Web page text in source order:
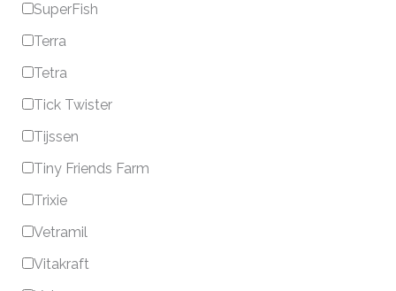
SuperFish
Terra
Tetra
Tick Twister
Tijssen
Tiny Friends Farm
Trixie
Vetramil
Vitakraft